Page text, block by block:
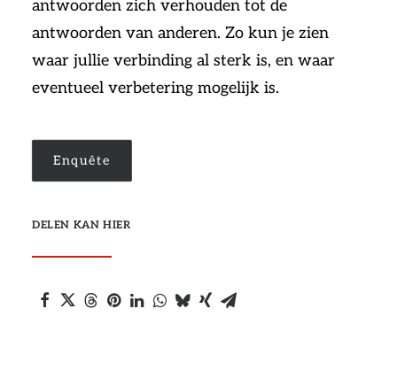
antwoorden zich verhouden tot de
antwoorden van anderen. Zo kun je zien
waar jullie verbinding al sterk is, en waar
eventueel verbetering mogelijk is.
Enquête
DELEN KAN HIER